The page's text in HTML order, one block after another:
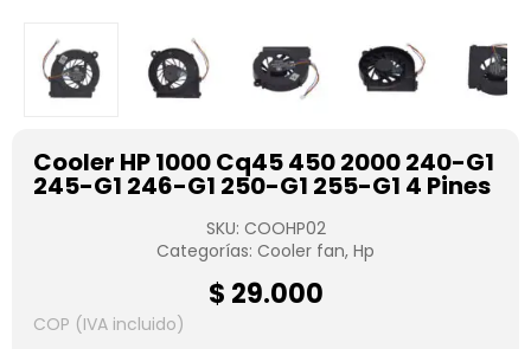
Cooler HP 1000 Cq45 450 2000 240-G1
245-G1 246-G1 250-G1 255-G1 4 Pines
SKU: COOHP02
Categorías: Cooler fan, Hp
$ 29.000
COP (IVA incluido)